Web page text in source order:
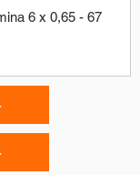
6 x 0,65 - 67